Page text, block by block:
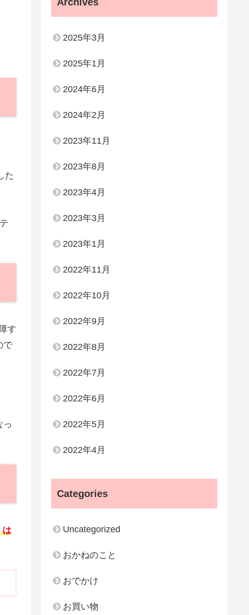
た
す
で
っ
は
2025年3月
2025年1月
2024年6月
2024年2月
2023年11月
2023年8月
2023年4月
2023年3月
2023年1月
2022年11月
2022年10月
2022年9月
2022年8月
2022年7月
2022年6月
2022年5月
2022年4月
Categories
Uncategorized
おかねのこと
おでかけ
お買い物